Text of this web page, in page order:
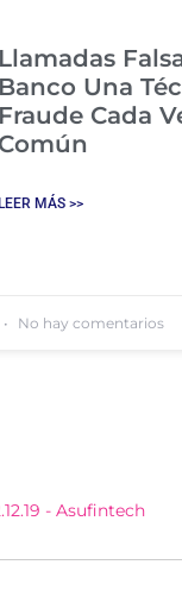
Llamadas
Banco Una
Fraude Cada
Común
LEER MÁS >>
No hay comentarios
- Asufintech